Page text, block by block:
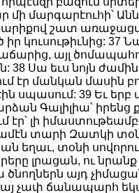
մի մարգարէուհի՝
շատ
կուսութիւնից: 37
այլ
38 Սա եւս նոյն
էր մանկան մասին
սպասում: 39 Եւ
Գալիլիա՝ իրենց
էր՝ լի
տարի Զատկի
եղաւ, տօնի
լրացան, ու
ծնողներն այդ
չափ ճանապարհ